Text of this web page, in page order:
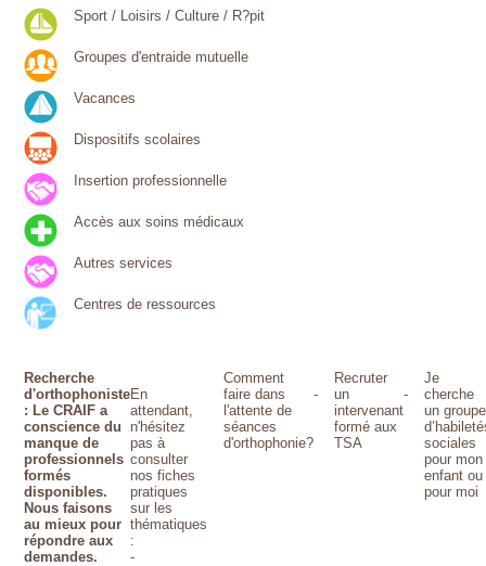
Sport / Loisirs / Culture / R?pit
Groupes d'entraide mutuelle
Vacances
Dispositifs scolaires
Insertion professionnelle
Accès aux soins médicaux
Autres services
Centres de ressources
Recherche
d'orthophoniste
: Le CRAIF a
conscience du
manque de
professionnels
formés
disponibles.
Nous faisons
au mieux pour
répondre aux
demandes.
En
attendant,
n'hésitez
pas à
consulter
nos fiches
pratiques
sur les
thématiques
:
-
Comment
faire dans
l'attente de
séances
d'orthophonie?
-
Recruter
un
intervenant
formé aux
TSA
-
Je
cherche
un groupe
sociales
pour mon
enfant ou
pour moi